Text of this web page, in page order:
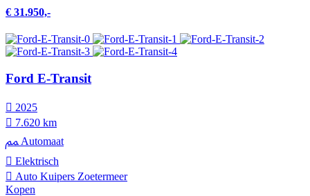
€ 31.950,-
Ford E-Transit
2025
7.620 km
Automaat
Elektrisch
Auto Kuipers Zoetermeer
Kopen